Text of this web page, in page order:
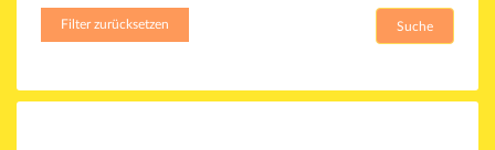
Filter zurücksetzen